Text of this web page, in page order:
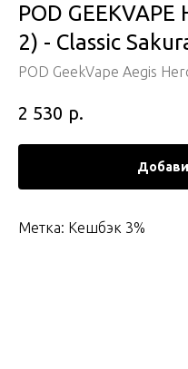
POD
2) - Classic
POD GeekVape Aegis
2 530 р.
Метка: Кешбэк 3%